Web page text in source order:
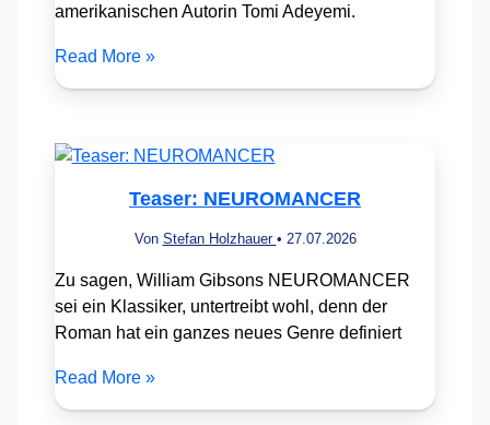
amerikanischen Autorin Tomi Adeyemi.
Read More »
Teaser: NEUROMANCER
Von Stefan Holzhauer • 27.07.2026
Zu sagen, William Gibsons NEUROMANCER
sei ein Klassiker, untertreibt wohl, denn der
Roman hat ein ganzes neues Genre definiert
Read More »